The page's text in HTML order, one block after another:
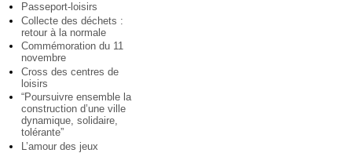
Passeport-loisirs
Collecte des déchets :
retour à la normale
Commémoration du 11
novembre
Cross des centres de
loisirs
“Poursuivre ensemble la
construction d’une ville
dynamique, solidaire,
tolérante”
L’amour des jeux